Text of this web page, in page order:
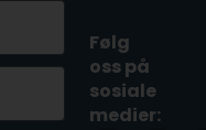
Følg
oss på
sosiale
medier: